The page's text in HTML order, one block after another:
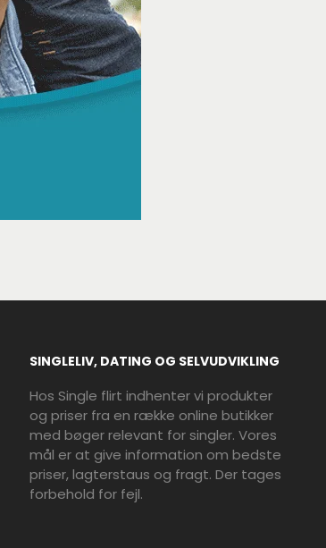
SINGLELIV, DATING OG SELVUDVIKLING
Hos Single flirt indhenter vi produkter
og priser fra en række online butikker
med bøger relevant for singler. Vores
mål er at give information om bedste
priser, lagterstaus og fragt. Der tages
forbehold for fejl.